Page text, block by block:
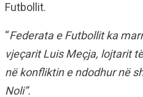
Futbollit.
“Federata e Futbollit ka
vjeçarit Luis Meçja, lojtarit
në konfliktin e ndodhur në
Noli”.